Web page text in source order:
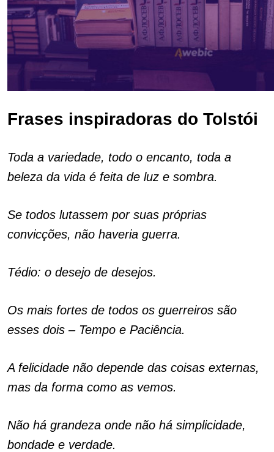
Frases inspiradoras do Tolstói
Toda a variedade, todo o encanto, toda a
beleza da vida é feita de luz e sombra.
Se todos lutassem por suas próprias
convicções, não haveria guerra.
Tédio: o desejo de desejos.
Os mais fortes de todos os guerreiros são
esses dois – Tempo e Paciência.
A felicidade não depende das coisas externas,
mas da forma como as vemos.
Não há grandeza onde não há simplicidade,
bondade e verdade.